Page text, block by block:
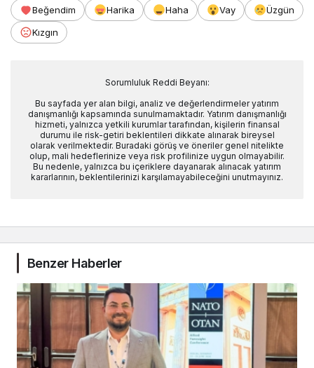
Beğendim Harika Haha Vay
Üzgün
Kızgın
Sorumluluk Reddi Beyanı:
Bu sayfada yer alan bilgi, analiz ve değerlendirmeler yatırım
danışmanlığı kapsamında sunulmamaktadır. Yatırım danışmanlığı
hizmeti, yalnızca yetkili kurumlar tarafından, kişilerin finansal
durumu ile risk-getiri beklentileri dikkate alınarak bireysel
olarak verilmektedir. Buradaki görüş ve öneriler genel nitelikte
olup, mali hedeflerinize veya risk profilinize uygun olmayabilir.
Bu nedenle, yalnızca bu içeriklere dayanarak alınacak yatırım
kararlarının, beklentilerinizi karşılamayabileceğini unutmayınız.
Benzer Haberler